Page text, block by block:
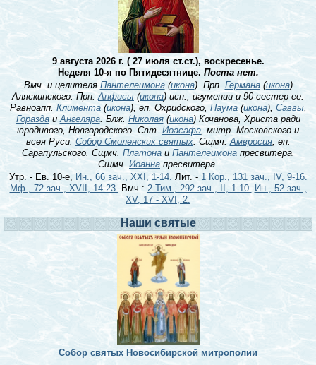
9 августа 2026 г. ( 27 июля ст.ст.), воскресенье.
Неделя 10-я по Пятидесятнице. Поста нет.
Вмч. и целителя Пантелеимона(икона). Прп. Германа(икона)
Аляскинского. Прп.Анфисы (икона) исп., игумении и 90 сестер ее.
Равноапп. Климента(икона), еп. Охридского, Наума(икона), Саввы,
ГораздаиАнгеляра. Блж. Николая(икона) Кочанова, Христа ради
юродивого, Новгородского. Свт. Иоасафа, митр. Московского и
всея Руси. Собор Смоленских святых. Сщмч.Амвросия, еп.
Сарапульского. Сщмч. Платонаи Пантелеимонапресвитера.
Сщмч. Иоанна пресвитера.
Утр. - Ев. 10-е, Ин., 66 зач., XXI, 1-14. Лит. - 1 Кор., 131 зач., IV, 9-16.
Мф., 72 зач., XVII, 14-23. Вмч.: 2 Тим., 292 зач., II, 1-10. Ин., 52 зач.,
XV, 17 - XVI, 2.
Наши святые
Собор святых Новосибирской митрополии